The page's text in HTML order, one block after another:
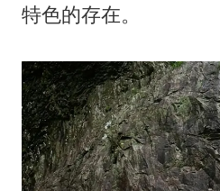
特色的存在。